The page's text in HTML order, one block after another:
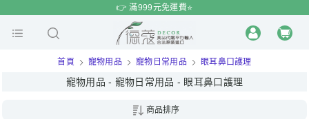
時 特賣
👉 滿999元免運費⭐️
首頁 寵物用品 寵物日常用品 眼耳鼻口護理
寵物用品 - 寵物日常用品 - 眼耳鼻口護理
商品排序